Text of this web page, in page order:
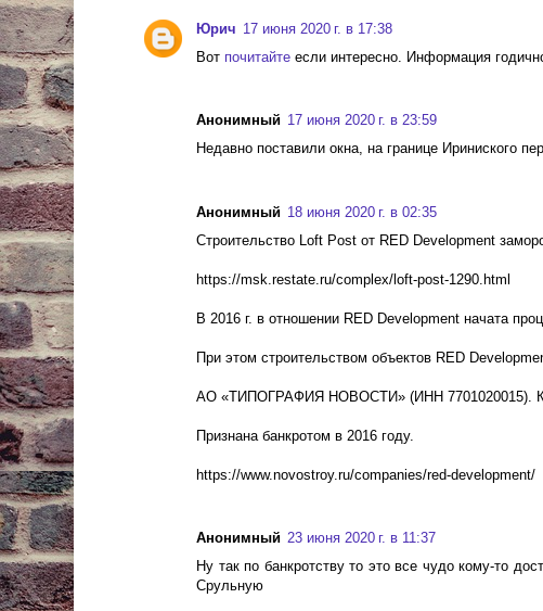
Юрич 17 июня 2020 г. в 17:38
Вот почитайте если интересно. Информация
Анонимный 17 июня 2020 г. в 23:59
Недавно поставили окна, на границе Ириниского пер
Анонимный 18 июня 2020 г. в 02:35
Строительство Loft Post от RED Development
https://msk.restate.ru/complex/loft-post-1290.html
В 2016 г. в отношении RED Development начата
При этом строительством объектов RED
АО «ТИПОГРАФИЯ НОВОСТИ» (ИНН 7701020015).
Признана банкротом в 2016 году.
https://www.novostroy.ru/companies/red-development/
Анонимный 23 июня 2020 г. в 11:37
Ну так по банкротству то это все чудо кому-то
Срульную